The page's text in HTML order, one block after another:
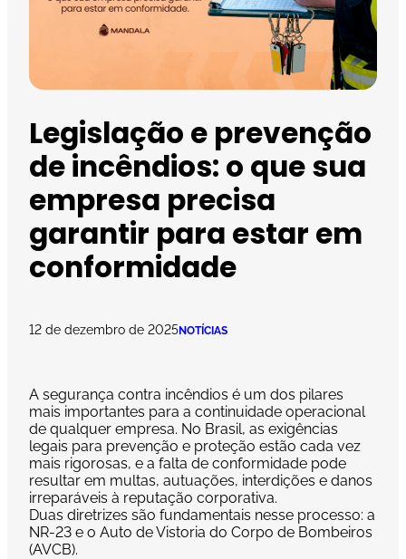
Legislação e prevenção
de incêndios: o que sua
empresa precisa
garantir para estar em
conformidade
12 de dezembro de 2025NOTÍCIAS
A segurança contra incêndios é um dos pilares
mais importantes para a continuidade operacional
de qualquer empresa. No Brasil, as exigências
legais para prevenção e proteção estão cada vez
mais rigorosas, e a falta de conformidade pode
resultar em multas, autuações, interdições e danos
irreparáveis à reputação corporativa.
Duas diretrizes são fundamentais nesse processo: a
NR-23 e o Auto de Vistoria do Corpo de Bombeiros
(AVCB).